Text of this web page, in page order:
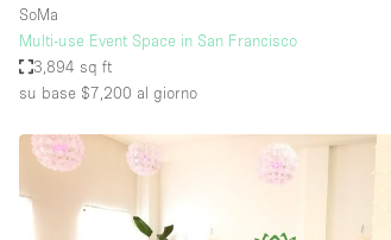
SoMa
Multi-use Event Space in San Francisco
3,894 sq ft
su base $7,200 al giorno